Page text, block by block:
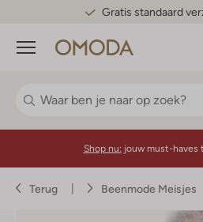
Gratis standaard
Menu
Shop nu: jouw must-haves
Terug Beenmode Meisjes